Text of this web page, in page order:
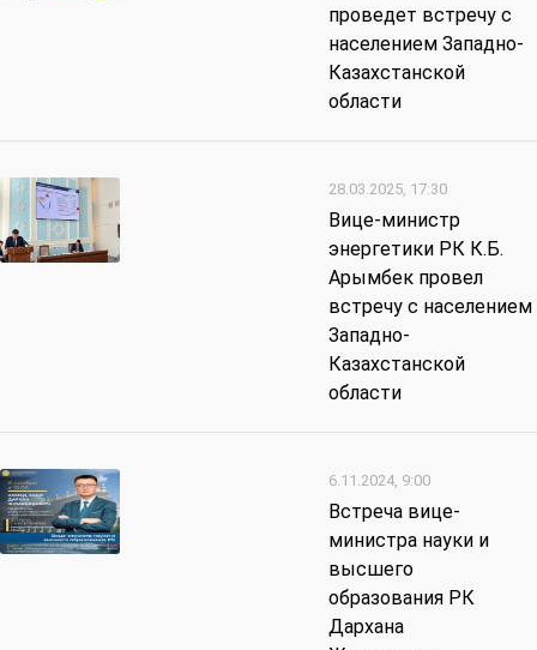
проведет встречу с
населением Западно-
Казахстанской
области
28.03.2025, 17:30
Вице-министр
энергетики РК К.Б.
Арымбек провел
встречу с населением
Западно-
Казахстанской
области
6.11.2024, 9:00
Встреча вице-
министра науки и
высшего
образования РК
Дархана